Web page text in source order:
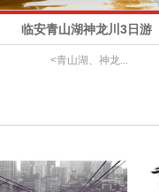
临安青山湖神龙川3日游
<青山湖、神龙...